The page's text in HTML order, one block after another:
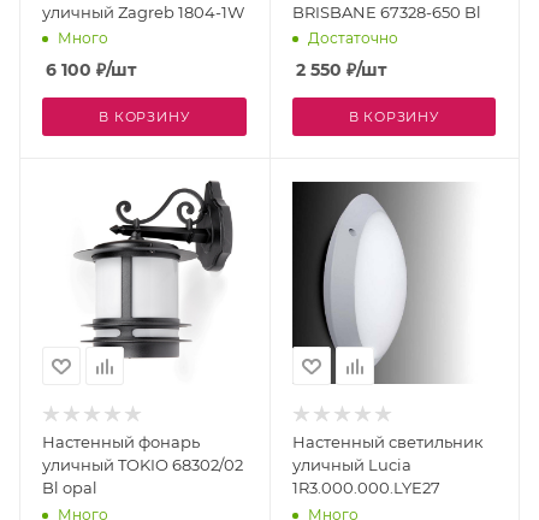
уличный Zagreb 1804-1W
Много
6 100 ₽/шт
В КОРЗИНУ
BRISBANE 67328-650 Bl
Достаточно
2 550 ₽/шт
В КОРЗИНУ
Настенный фонарь
уличный TOKIO 68302/02
Bl opal
Много
Настенный светильник
уличный Lucia
1R3.000.000.LYE27
Много